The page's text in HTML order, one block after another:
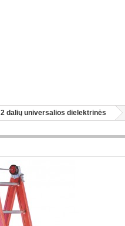
2 dalių universalios dielektrinės